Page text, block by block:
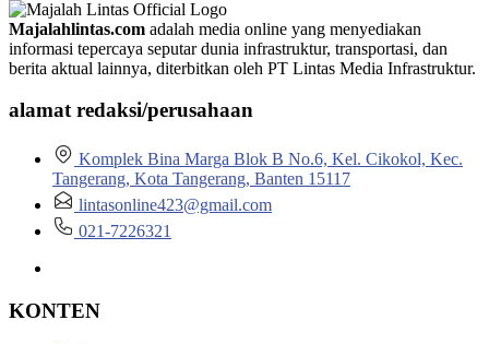
Majalahlintas.com adalah media online yang menyediakan
informasi tepercaya seputar dunia infrastruktur, transportasi, dan
berita aktual lainnya, diterbitkan oleh PT Lintas Media Infrastruktur.
alamat redaksi/perusahaan
Komplek Bina Marga Blok B No.6, Kel. Cikokol, Kec.
Tangerang, Kota Tangerang, Banten 15117
lintasonline423@gmail.com
021-7226321
KONTEN